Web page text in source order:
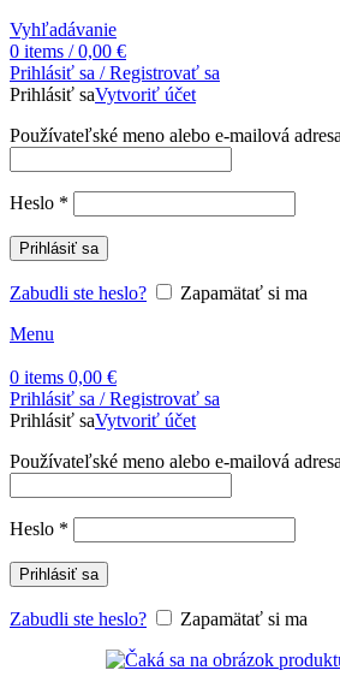
Vyhľadávanie
0 items / 0,00 €
Prihlásiť sa / Registrovať sa
Prihlásiť saVytvoriť účet
Používateľské meno alebo e-mailová adresa
Heslo *
Prihlásiť sa
Zabudli ste heslo?
Zapamätať si ma
Menu
0 items 0,00 €
Prihlásiť sa / Registrovať sa
Prihlásiť saVytvoriť účet
Používateľské meno alebo e-mailová adresa
Heslo *
Prihlásiť sa
Zabudli ste heslo? Zapamätať si ma